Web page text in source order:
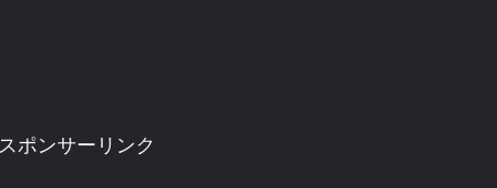
スポンサーリンク